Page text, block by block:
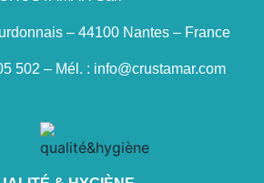
– 44100 Nantes – France
502 – Mél. : info@crustamar.com